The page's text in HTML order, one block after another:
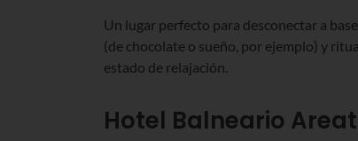
Un lugar perfecto para desconectar a
(de chocolate o sueño, por ejemplo) y
estado de relajación.
Hotel Balneario